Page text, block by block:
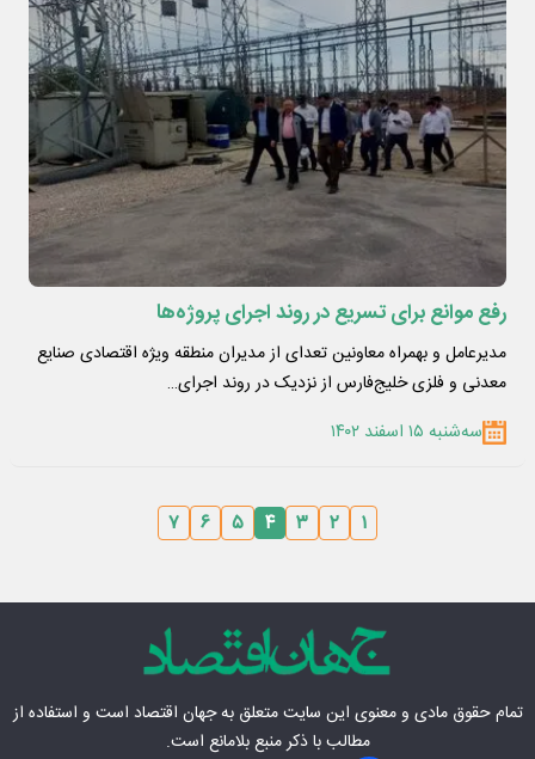
رفع موانع برای تسریع در روند اجرای پروژه‌ها
مدیرعامل و بهمراه معاونین تعدای از مدیران منطقه ویژه اقتصادی صنایع
معدنی و فلزی خلیج‌فارس از نزدیک در روند اجرای…
سه‌شنبه ۱۵ اسفند ۱۴۰۲
۱ ۲ ۳ ۴ ۵ ۶ ۷
تمام حقوق مادی‌ و معنوی این سایت متعلق بهجهان اقتصاد است و استفاده از
مطالب با ذکر منبع بلامانع است.